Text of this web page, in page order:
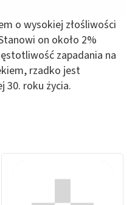
o wysokiej złośliwości
on około 2%
zapadania na
rzadko jest
30. roku życia.